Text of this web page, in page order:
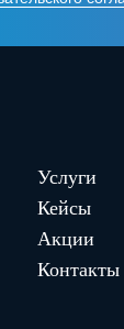
Услуги
Кейсы
Акции
Контакты